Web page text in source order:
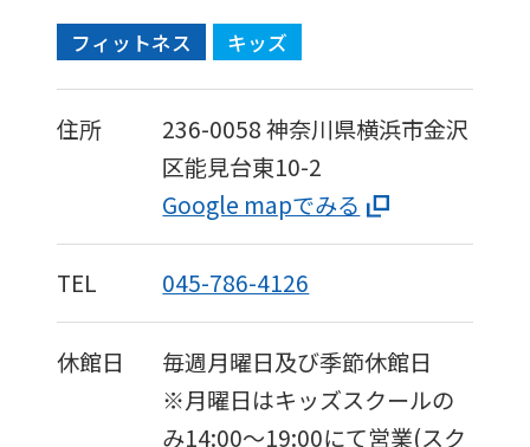
フィットネス キッズ
住所 236-0058神奈川県横浜市金沢
区能見台東10-2
Google mapでみる
TEL 045-786-4126
休館日
毎週月曜日及び季節休館日
※月曜日はキッズスクールの
み14:00〜19:00にて営業(スク